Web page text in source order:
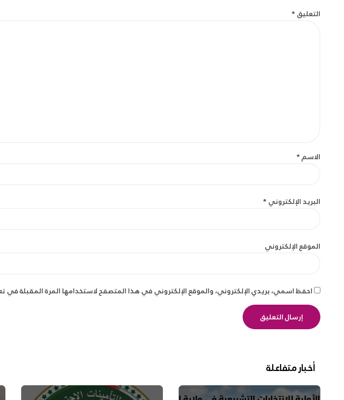
التعليق*
الاسم*
البريد الإلكتروني*
الموقع الإلكتروني
احفظ اسمي، بريدي الإلكتروني، والموقع الإلكتروني في هذا المتصفح لاستخدامها المرة المقبلة في
أخبار متفاعلة